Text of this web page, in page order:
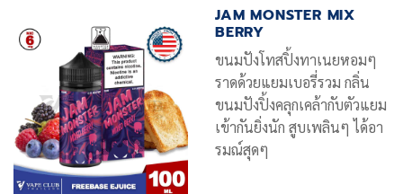
JAM MONSTER MIX
BERRY
ขนมปังโทสปิ้งทาเนยหอมๆ
ราดด้วยแยมเบอรี่รวม กลิ่น
ขนมปังปิ้งคลุกเคล้ากับตัวแยม
เข้ากันยิ่งนัก สูบเพลินๆ ได้อา
รมณ์สุดๆ